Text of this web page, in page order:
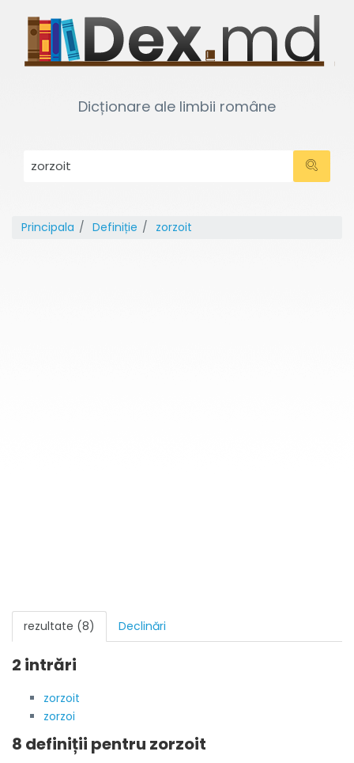
Dicționare ale limbii române
Principala Definiție zorzoit
rezultate (8) Declinări
2 intrări
zorzoit
zorzoi
8 definiții pentru zorzoit